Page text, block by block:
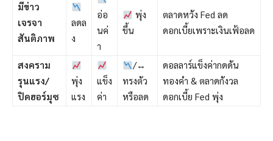
มีข่าว
เจรจา
สันติภาพ
ลดล
ง
อ่อ
นค่
า
พุ่ง
ขึ้น
ตลาดหวัง Fed ลด
ดอกเบี้ยเพราะเงินเฟ้อลด
สงคราม
รุนแรง/
ปิดฮอร์มุซ
พุ่ง
แรง
แข็ง
ค่า
/↔️
ทรงตัว
หรือลด
ดอลลาร์แข็งค่ากดดัน
ทองคำ & ตลาดกังวล
ดอกเบี้ย Fed พุ่ง